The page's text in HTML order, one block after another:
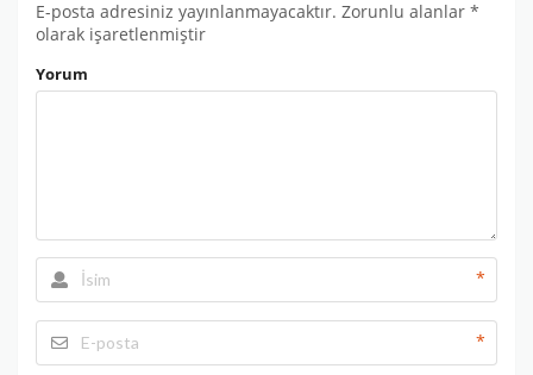
E-posta adresiniz yayınlanmayacaktır. Zorunlu alanlar *
olarak işaretlenmiştir
Yorum
*
*